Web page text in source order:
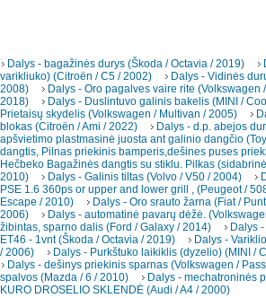
Dalys - bagažinės durys (Škoda / Octavia / 2019)
varikliuko) (Citroën / C5 / 2002)
Dalys - Vidinės
2008)
Dalys - Oro pagalves vaire rite (Volkswagen
2018)
Dalys - Duslintuvo galinis bakelis (MINI /
Prietaisų skydelis (Volkswagen / Multivan / 2005)
blokas (Citroën / Ami / 2022)
Dalys - d.p. abejos
apšvietimo plastmasinė juosta ant galinio dangčio
dangtis, Pilnas priekinis bamperis,dešines puses
Hečbeko Bagažinės dangtis su stiklu. Pilkas
2010)
Dalys - Galinis tiltas (Volvo / V50 / 2004)
PSE 1.6 360ps or upper and lower grill , (Peugeot /
Escape / 2010)
Dalys - Oro srauto žarna (Fiat /
2006)
Dalys - automatinė pavarų dėžė.
žibintas, sparno dalis (Ford / Galaxy / 2014)
Dalys
ET46 - 1vnt (Škoda / Octavia / 2019)
Dalys -
/ 2006)
Dalys - Purkštuko laikiklis (dyzelio) (MINI /
Dalys - dešinys priekinis sparnas (Volkswagen /
spalvos (Mazda / 6 / 2010)
Dalys - mechatroninės
KURO DROSELIO SKLENDĖ (Audi / A4 / 2000)